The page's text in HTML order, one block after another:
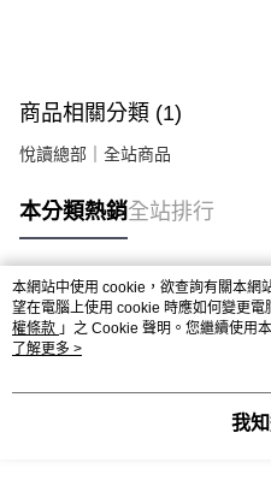
商品相關分類 (1)
悅讀總部｜全站商品
本分類熱銷全站排行
熱門標籤
本網站中使用 cookie，欲查詢有關本網
望在電腦上使用 cookie 時應如何變更
權條款 」之 Cookie 聲明。您繼續使用
用條款之 Cookie 聲明使用 cookie。
了解更多 >
我